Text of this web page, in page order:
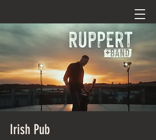
Irish Pub